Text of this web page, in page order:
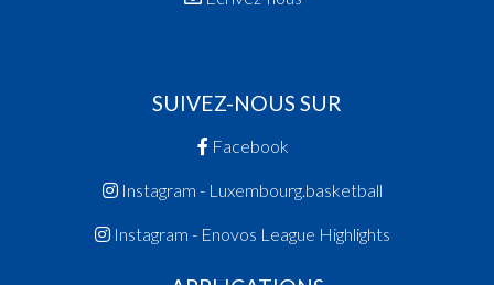
SUIVEZ-NOUS SUR
Facebook
Instagram - Luxembourg.basketball
Instagram - Enovos League Highlights